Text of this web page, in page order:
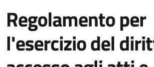
Regolamento per
l'esercizio del